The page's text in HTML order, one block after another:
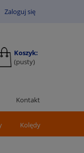
Zaloguj się
Koszyk:
(pusty)
Kontakt
Kolędy